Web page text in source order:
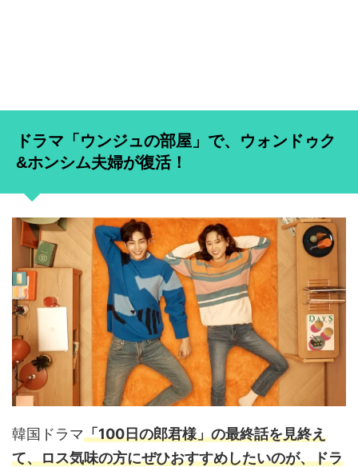
ドラマ「ウンジュの部屋」で、ウォンドゥク
&ホンシム夫婦が復活！
韓国ドラマ「100日の郎君様」の最終話を見終え
て、ロス気味の方にぜひおすすめしたいのが、ドラ